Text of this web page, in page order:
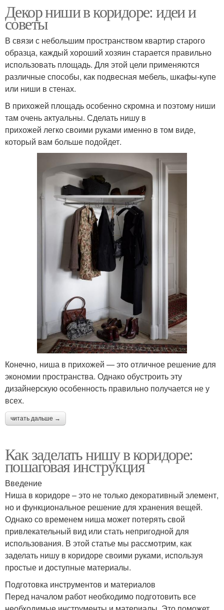
Декор ниши в коридоре: идеи и
советы
В связи с небольшим пространством квартир старого
образца, каждый хороший хозяин старается правильно
использовать площадь. Для этой цели применяются
различные способы, как подвесная мебель, шкафы-купе
или ниши в стенах.
В прихожей площадь особенно скромна и поэтому ниши
там очень актуальны. Сделать нишу в
прихожей легко своими руками именно в том виде,
который вам больше подойдет.
Конечно, ниша в прихожей — это отличное решение для
экономии пространства. Однако обустроить эту
дизайнерскую особенность правильно получается не у
всех.
читать дальше →
Как заделать нишу в коридоре:
пошаговая инструкция
Введение
Ниша в коридоре – это не только декоративный элемент,
но и функциональное решение для хранения вещей.
Однако со временем ниша может потерять свой
привлекательный вид или стать непригодной для
использования. В этой статье мы рассмотрим, как
заделать нишу в коридоре своими руками, используя
простые и доступные материалы.
Подготовка инструментов и материалов
Перед началом работ необходимо подготовить все